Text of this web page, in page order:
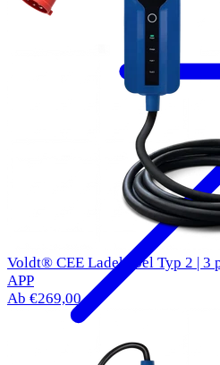
Voldt® CEE Ladekabel Typ 2 | 3
APP
Ab €269,00